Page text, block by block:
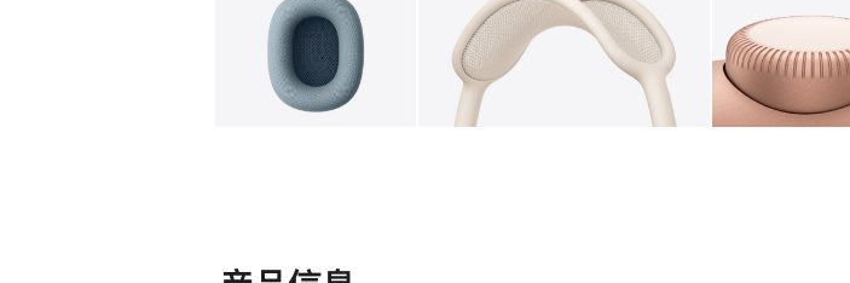
图库 图像 2 图库